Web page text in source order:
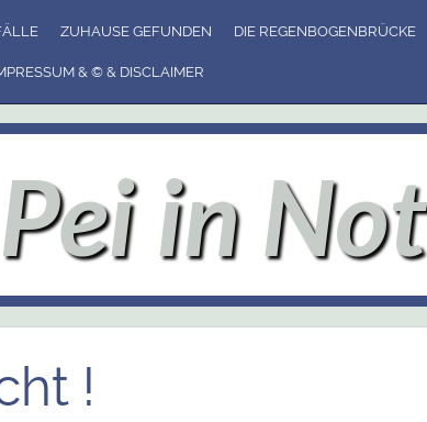
ZUHAUSE GEFUNDEN DIE REGENBOGENBRÜCKE
& © & DISCLAIMER
in Not
!